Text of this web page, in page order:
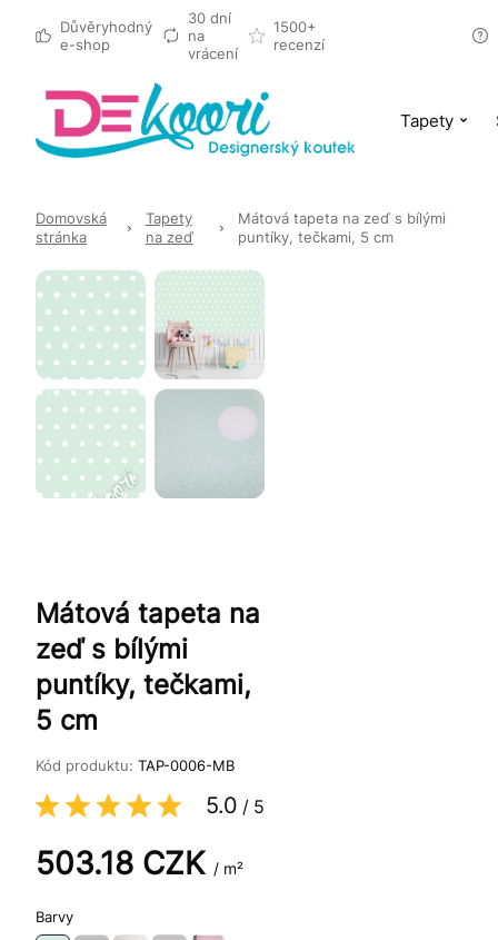
Důvěryhodný
e-shop
30 dní
na
vrácení
1500+
recenzí
Tapety
Domovská
stránka
Tapety
na zeď
Mátová tapeta na zeď s bílými
puntíky, tečkami, 5 cm
Mátová tapeta na
zeď s bílými
puntíky, tečkami,
5 cm
Kód produktu: TAP-0006-MB
5.0 / 5
503.18 CZK / m²
Barvy